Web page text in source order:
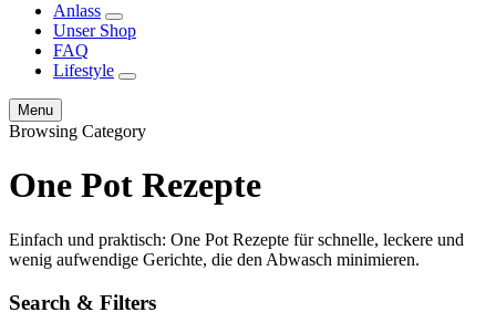
Anlass
expand
child
Unser Shop
FAQ
Lifestyle
expand
Search
Menu
Browsing Category
One Pot Rezepte
Einfach und praktisch: One Pot Rezepte für schnelle, leckere und
wenig aufwendige Gerichte, die den Abwasch minimieren.
Search & Filters